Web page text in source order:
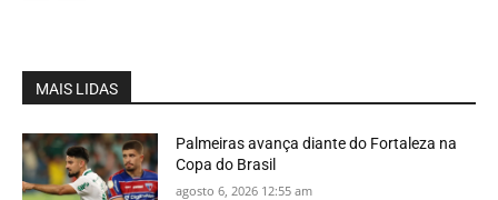
MAIS LIDAS
Palmeiras avança diante do Fortaleza na
Copa do Brasil
agosto 6, 2026 12:55 am